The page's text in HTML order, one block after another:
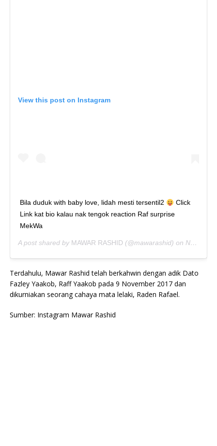
View this post on Instagram
Bila duduk with baby love, lidah mesti tersentil2
Click
Link kat bio kalau nak tengok reaction Raf surprise
MekWa
A post shared by MAWAR RASHID (@mawarashid) on Nov 11, 2019 at 1:47am PST
Terdahulu, Mawar Rashid telah berkahwin dengan adik Dato
Fazley Yaakob, Raff Yaakob pada 9 November 2017 dan
dikurniakan seorang cahaya mata lelaki, Raden Rafael.
Sumber: Instagram Mawar Rashid